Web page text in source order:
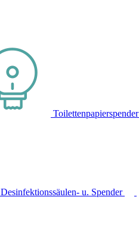
Toilettenpapierspender
Desinfektionssäulen- u. Spender